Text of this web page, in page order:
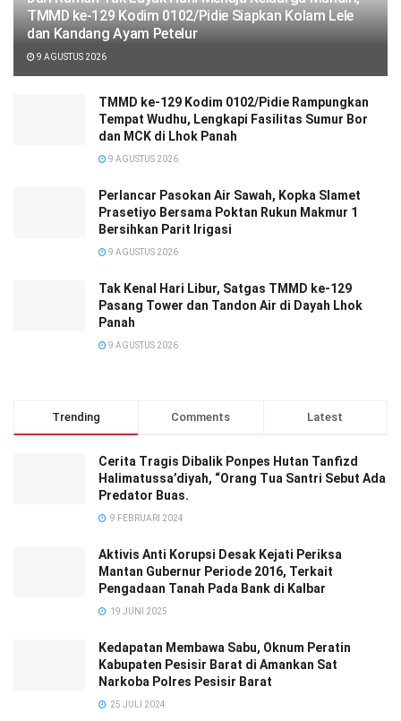
TMMD ke-129 Kodim 0102/Pidie Siapkan Kolam Lele
dan Kandang Ayam Petelur
9 AGUSTUS 2026
TMMD ke-129 Kodim 0102/Pidie Rampungkan
Tempat Wudhu, Lengkapi Fasilitas Sumur Bor
dan MCK di Lhok Panah
9 AGUSTUS 2026
Perlancar Pasokan Air Sawah, Kopka Slamet
Prasetiyo Bersama Poktan Rukun Makmur 1
Bersihkan Parit Irigasi
9 AGUSTUS 2026
Tak Kenal Hari Libur, Satgas TMMD ke-129
Pasang Tower dan Tandon Air di Dayah Lhok
Panah
9 AGUSTUS 2026
Trending Comments Latest
Cerita Tragis Dibalik Ponpes Hutan Tanfizd
Halimatussa’diyah, “Orang Tua Santri Sebut Ada
Predator Buas.
9 FEBRUARI 2024
Aktivis Anti Korupsi Desak Kejati Periksa
Mantan Gubernur Periode 2016, Terkait
Pengadaan Tanah Pada Bank di Kalbar
19 JUNI 2025
Kedapatan Membawa Sabu, Oknum Peratin
Kabupaten Pesisir Barat di Amankan Sat
Narkoba Polres Pesisir Barat
25 JULI 2024